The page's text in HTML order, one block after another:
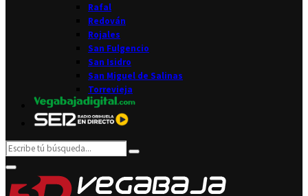
Rafal
Redován
Rojales
San Fulgencio
San Isidro
San Miguel de Salinas
Torrevieja
Search
for:
Search
Primary
Menu